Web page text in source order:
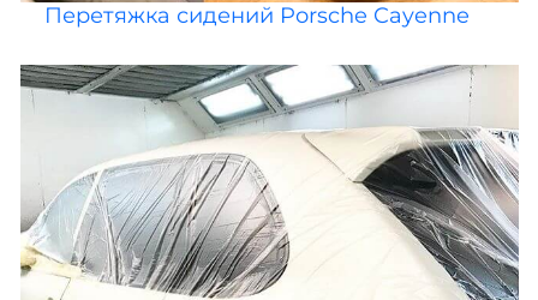
Перетяжка сидений Porsche Cayenne